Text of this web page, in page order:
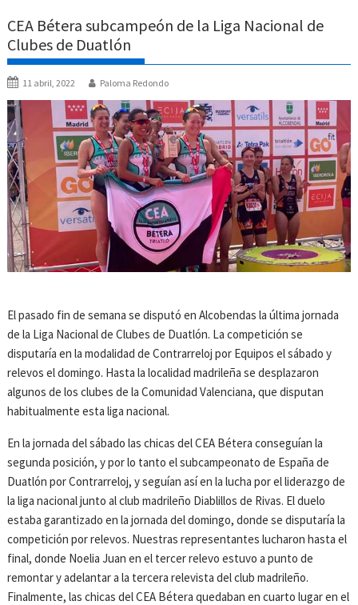
CEA Bétera subcampeón de la Liga Nacional de
Clubes de Duatlón
11 abril, 2022 Paloma Redondo
El pasado fin de semana se disputó en Alcobendas la última jornada
de la Liga Nacional de Clubes de Duatlón. La competición se
disputaría en la modalidad de Contrarreloj por Equipos el sábado y
relevos el domingo. Hasta la localidad madrileña se desplazaron
algunos de los clubes de la Comunidad Valenciana, que disputan
habitualmente esta liga nacional.
En la jornada del sábado las chicas del CEA Bétera conseguían la
segunda posición, y por lo tanto el subcampeonato de España de
Duatlón por Contrarreloj, y seguían así en la lucha por el liderazgo de
la liga nacional junto al club madrileño Diablillos de Rivas. El duelo
estaba garantizado en la jornada del domingo, donde se disputaría la
competición por relevos. Nuestras representantes lucharon hasta el
final, donde Noelia Juan en el tercer relevo estuvo a punto de
remontar y adelantar a la tercera relevista del club madrileño.
Finalmente, las chicas del CEA Bétera quedaban en cuarto lugar en el